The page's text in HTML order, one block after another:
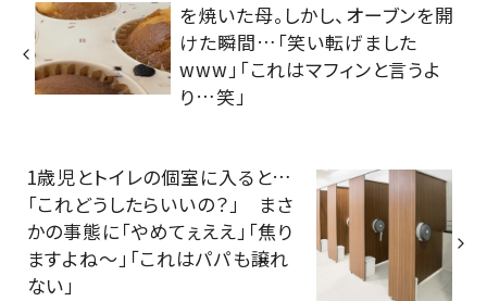
を焼いた母。しかし、オーブンを開
けた瞬間…「笑い転げました
www」「これはマフィンと言うよ
り…笑」
1歳児とトイレの個室に入ると…
「これどうしたらいいの？」 まさ
かの事態に「やめてぇええ」「焦り
ますよね〜」「これはパパも譲れ
ない」